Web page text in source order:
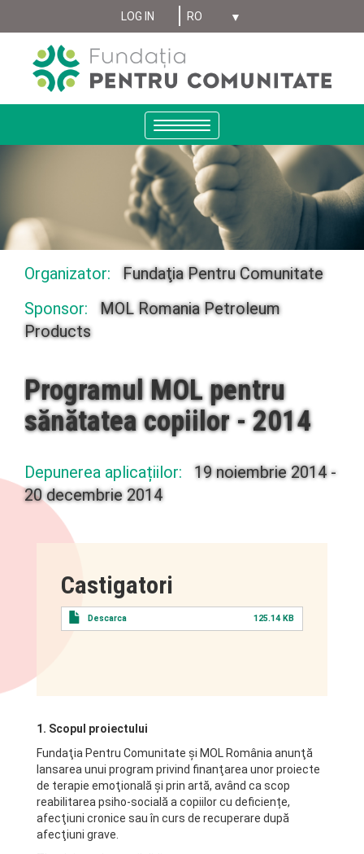
principal
MENIU
CONT
UTILIZATOR
ANONYMUS
LOG IN
Select your language
Toggle
navigation
Organizator:
Fundaţia Pentru Comunitate
Sponsor:
MOL Romania Petroleum
Products
Programul MOL pentru
sănătatea copiilor - 2014
Depunerea aplicațiilor: 19 noiembrie 2014-
20 decembrie 2014
Castigatori
Descarca 125.14 KB
1. Scopul proiectului
Fundaţia Pentru Comunitate şi MOL România anunţă
lansarea unui program privind finanţarea unor proiecte
de terapie emoţională şi prin artă, având ca scop
reabilitarea psiho-socială a copiilor cu deficiențe,
afecţiuni cronice sau în curs de recuperare după
afecţiuni grave.